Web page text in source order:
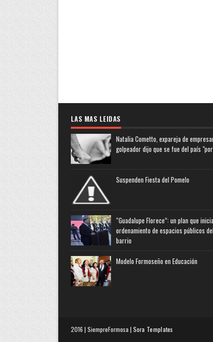
LAS MAS LEIDAS
Natalia Cometto, expareja de
golpeador dijo que se fue del país
Suspenden Fiesta del Pomelo
“Guadalupe Florece”: un plan que
ordenamiento de espacios públicos
barrio
Modelo Formoseño en Educación
2016 | SiempreFormosa | Sora Templates